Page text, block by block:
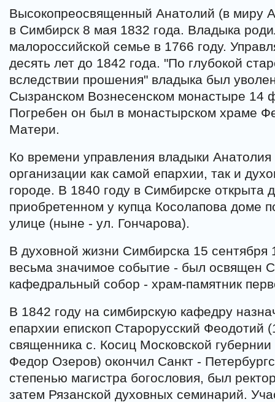
Высокопреосвященный Анатолий (в миру
в Симбирск 8 мая 1832 года. Владыка
малороссийской семье в 1766 году.
десять лет до 1842 года. "По глубокой
вследствии прошения" владыка был
Сызранском Вознесенском монастыре 14
Погребен он был в монастырском храме
Матери.
Ко времени управления владыки Анатолия
организации как самой епархии, так и
городе. В 1840 году в Симбирске открыта
приобретенном у купца Косолапова доме
улице (ныне - ул. Гончарова).
В духовной жизни Симбирска 15 сентября
весьма значимое событие - был освящен
кафедральный собор - храм-памятник
В 1842 году на симбирскую кафедру
епархии епископ Старорусский Феодотий
священника с. Косиц Московской
Федор Озеров) окончил Санкт -
степенью магистра богословия, был
затем Рязанской духовных семинарий.